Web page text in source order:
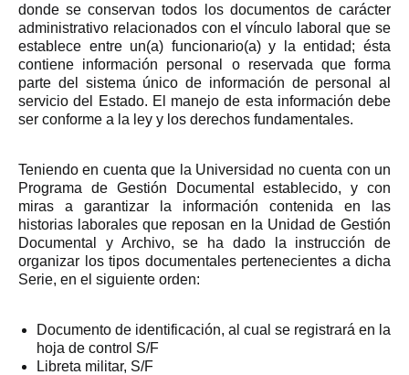
donde se conservan todos los documentos de carácter
administrativo relacionados con el vínculo laboral que se
establece entre un(a) funcionario(a) y la entidad; ésta
contiene información personal o reservada que forma
parte del sistema único de información de personal al
servicio del Estado. El manejo de esta información debe
ser conforme a la ley y los derechos fundamentales.
Teniendo en cuenta que la Universidad no cuenta con un
Programa de Gestión Documental establecido, y con
miras a garantizar la información contenida en las
historias laborales que reposan en la Unidad de Gestión
Documental y Archivo, se ha dado la instrucción de
organizar los tipos documentales pertenecientes a dicha
Serie, en el siguiente orden:
Documento de identificación, al cual se registrará en la
hoja de control S/F
Libreta militar, S/F